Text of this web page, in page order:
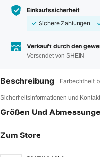
Einkaufssicherheit
Sichere Zahlungen
Verkauft durch den
Versendet von SHEIN
Beschreibung Farbechtheit
Sicherheitsinformationen und
Größen Und
Zum Store
4,89